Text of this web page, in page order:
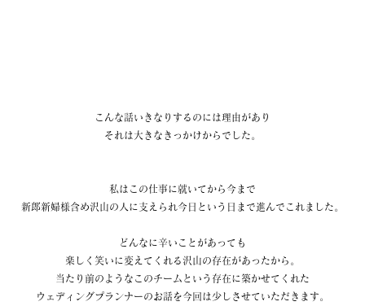
こんな話いきなりするのには理由があり
それは大きなきっかけからでした。
私はこの仕事に就いてから今まで
新郎新婦様含め沢山の人に支えられ今日という日まで進んでこれました。
どんなに辛いことがあっても
楽しく笑いに変えてくれる沢山の存在があったから。
当たり前のようなこのチームという存在に築かせてくれた
ウェディングプランナーのお話を今回は少しさせていただきます。